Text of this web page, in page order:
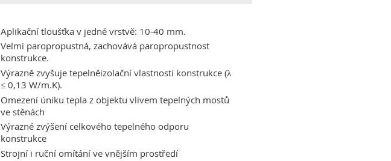
Aplikační tloušťka v jedné vrstvě: 10-40 mm.
Velmi paropropustná, zachovává paropropustnost
konstrukce.
Výrazně zvyšuje tepelněizolační vlastnosti konstrukce (λ
≤ 0,13 W/m.K).
Omezení úniku tepla z objektu vlivem tepelných mostů
ve stěnách
Výrazné zvýšení celkového tepelného odporu
konstrukce
Strojní i ruční omítání ve vnějším prostředí